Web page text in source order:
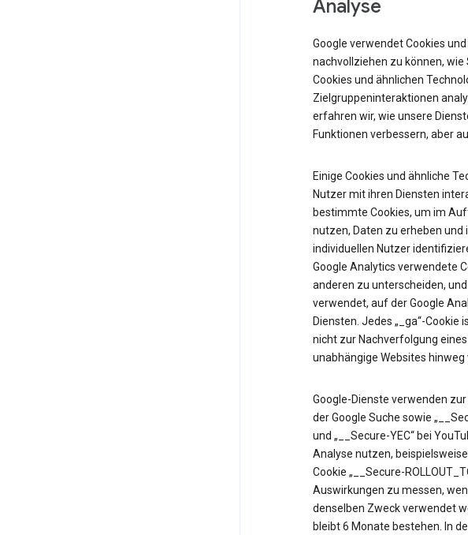
Analyse
Google verwendet Cookies
nachvollziehen zu können,
Cookies und ähnlichen
Zielgruppeninteraktionen
erfahren wir, wie unsere
Funktionen verbessern, aber
Einige Cookies und ähnliche
Nutzer mit ihren Diensten
bestimmte Cookies, um im
nutzen, Daten zu erheben
individuellen Nutzer
Google Analytics verwendete
anderen zu unterscheiden,
verwendet, auf der Google
Diensten. Jedes „_ga“-
nicht zur Nachverfolgung
unabhängige Websites
Google-Dienste verwenden zur
der Google Suche sowie
und „__Secure-YEC“ bei
Analyse nutzen,
Cookie „__Secure-
Auswirkungen zu messen,
denselben Zweck verwendet
bleibt 6 Monate bestehen. In